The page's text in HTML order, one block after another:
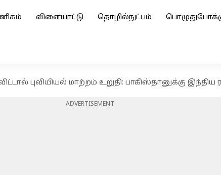
விளையாட்டு தொழில்நுட்பம்
புவியியல் மாற்றம் உறுதி: பாகிஸ்தானுக்கு
ADVERTISEMENT